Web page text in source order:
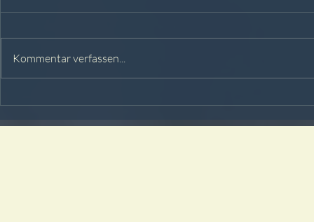
Kommentar verfassen...